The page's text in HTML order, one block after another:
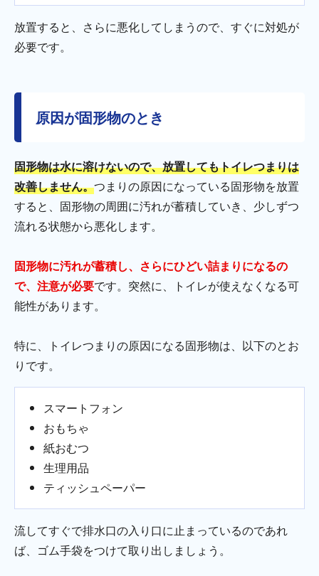
放置すると、さらに悪化してしまうので、すぐに対処が
必要です。
原因が固形物のとき
固形物は水に溶けないので、放置してもトイレつまりは
改善しません。つまりの原因になっている固形物を放置
すると、固形物の周囲に汚れが蓄積していき、少しずつ
流れる状態から悪化します。
固形物に汚れが蓄積し、さらにひどい詰まりになるの
で、注意が必要です。突然に、トイレが使えなくなる可
能性があります。
特に、トイレつまりの原因になる固形物は、以下のとお
りです。
スマートフォン
おもちゃ
紙おむつ
生理用品
ティッシュペーパー
流してすぐで排水口の入り口に止まっているのであれ
ば、ゴム手袋をつけて取り出しましょう。